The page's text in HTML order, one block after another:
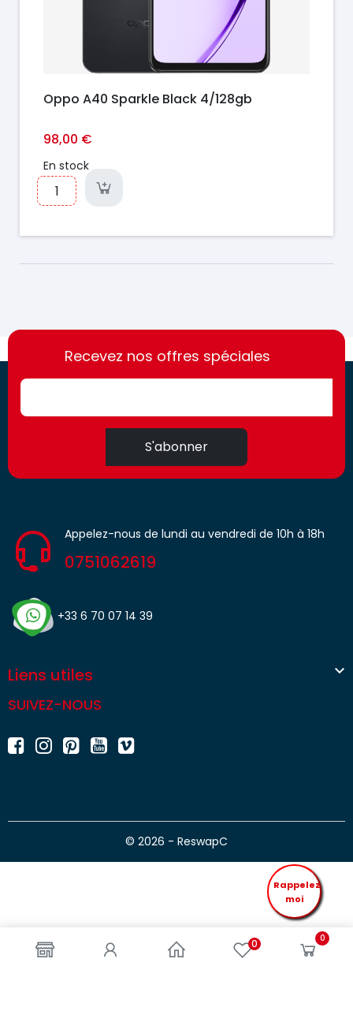
0 0
Oppo A40 Sparkle Black 4/128gb
98,00 €
En stock
https://france-
access.fr
https://france-
access.fr
Recevez nos offres spéciales
S'abonner
Appelez-nous de lundi au vendredi de 10h à 18h
0751062619
+33 6 70 07 14 39
Liens utiles 
SUIVEZ-NOUS
© 2026 - ReswapC
Rappelez
moi